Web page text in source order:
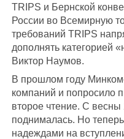
TRIPS и Бернской
России во Всемирную
требований TRIPS
дополнять категорией
Виктор Наумов.
В прошлом году
компаний и попросило
второе чтение. С весны
поднималась. Но
надеждами на